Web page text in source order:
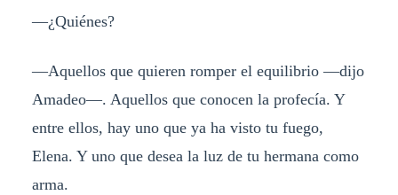
—¿Quiénes?
—Aquellos que quieren romper el equilibrio —dijo
Amadeo—. Aquellos que conocen la profecía. Y
entre ellos, hay uno que ya ha visto tu fuego,
Elena. Y uno que desea la luz de tu hermana como
arma.